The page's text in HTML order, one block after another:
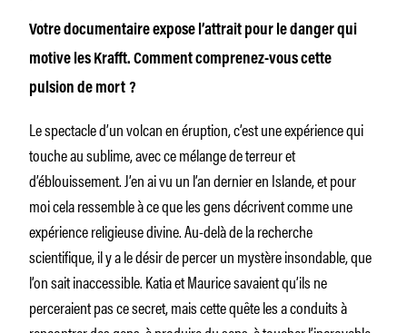
Votre documentaire expose l’attrait pour le danger qui
motive les Krafft. Comment comprenez-vous cette
pulsion de mort ?
Le spectacle d’un volcan en éruption, c’est une expérience qui
touche au sublime, avec ce mélange de terreur et
d’éblouissement. J’en ai vu un l’an dernier en Islande, et pour
moi cela ressemble à ce que les gens décrivent comme une
expérience religieuse divine. Au-delà de la recherche
scientifique, il y a le désir de percer un mystère insondable, que
l’on sait inaccessible. Katia et Maurice savaient qu’ils ne
perceraient pas ce secret, mais cette quête les a conduits à